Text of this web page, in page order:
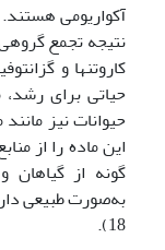
آکواریومی
نتیجه تجمع
کاروتن­ها و
حیاتی برای
حیوانات نیز
گونه از
18).